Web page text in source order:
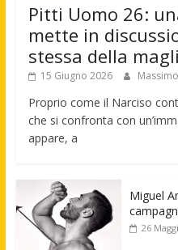
Pitti Uomo 26:
mette in
stessa della
15 Giugno 2026
Proprio come il Narciso
che si confronta con
appare, a
Miguel
26